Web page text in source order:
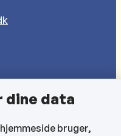
dine data
bruger,